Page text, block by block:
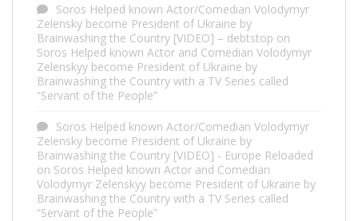
Soros Helped known Actor/Comedian Volodymyr
Zelensky become President of Ukraine by
Brainwashing the Country [VIDEO] – debtstop on
Soros Helped known Actor and Comedian Volodymyr
Zelenskyy become President of Ukraine by
Brainwashing the Country with a TV Series called
“Servant of the People”
Soros Helped known Actor/Comedian Volodymyr
Zelensky become President of Ukraine by
Brainwashing the Country [VIDEO] - Europe Reloaded
on Soros Helped known Actor and Comedian
Volodymyr Zelenskyy become President of Ukraine by
Brainwashing the Country with a TV Series called
“Servant of the People”